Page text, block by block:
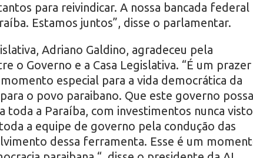
para reivindicar. A nossa bancada federal
Estamos juntos”, disse o parlamentar.
Adriano Galdino, agradeceu pela
o Governo e a Casa Legislativa. “É um prazer
especial para a vida democrática da
o povo paraibano. Que este governo possa
toda a Paraíba, com investimentos nunca
a equipe de governo pela condução das
dessa ferramenta. Esse é um